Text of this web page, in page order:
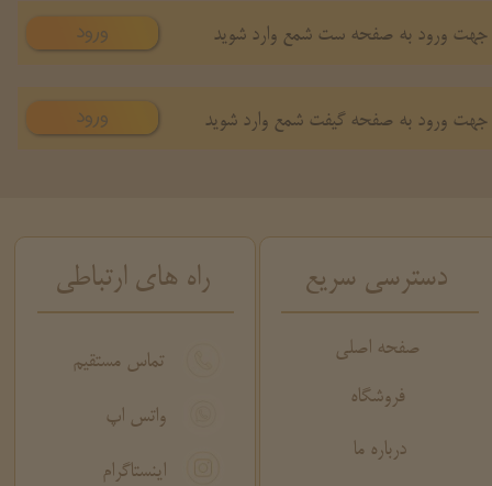
جهت ورود به صفحه ست شمع وارد شوید ورود
جهت ورود به صفحه گیفت شمع وارد شوید ورود
راه های ارتباطی
تماس مستقیم
اینستاگرام
واتس اپ
دسترسی سریع
صفحه اصلی
فروشگاه
درباره ما